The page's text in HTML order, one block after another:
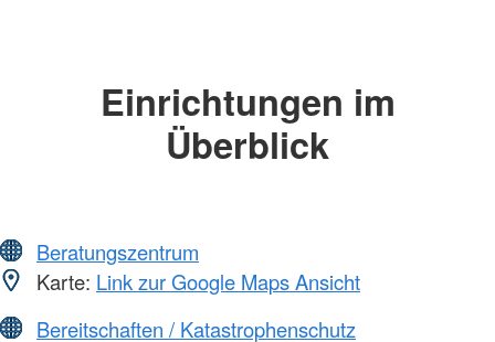
Einrichtungen im
Überblick
Beratungszentrum
Karte: Link zur Google Maps Ansicht
Bereitschaften / Katastrophenschutz